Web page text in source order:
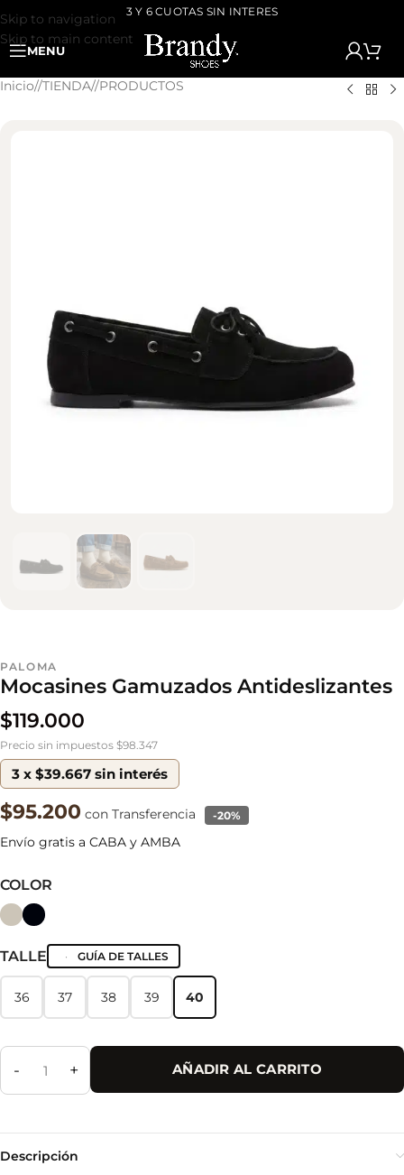
Skip to navigation
Skip to main content
3 Y 6 CUOTAS SIN INTERES
MENU
Inicio/ TIENDA/ PRODUCTOS
PALOMA
Mocasines Gamuzados Antideslizantes
$119.000
COLOR
TALLE GUÍA DE TALLES
36
36 37
37 38
38 39
39 40
40
- + AÑADIR AL CARRITO
Precio sin impuestos $98.347
3 x $39.667 sin interés
$95.200 con Transferencia -20%
Envío gratis a CABA y AMBA
Descripción